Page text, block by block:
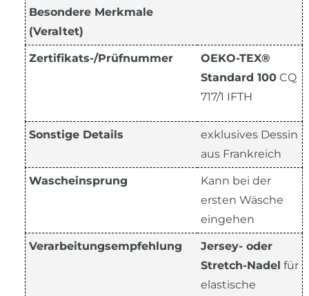
Besondere Merkmale
(Veraltet)
Zertifikats-/Prüfnummer
OEKO-TEX®
Standard 100 CQ
717/1 IFTH
Sonstige Details
exklusives Dessin
aus Frankreich
Wascheinsprung
Kann bei der
ersten Wäsche
eingehen
Verarbeitungsempfehlung
Jersey- oder
Stretch-Nadel für
elastische